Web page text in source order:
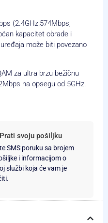
(2.4GHz:574Mbps,
kapacitet obrade i
može biti povezano
za ultra brzu bežičnu
na opsegu od 5GHz.
Prati svoju pošiljku
SMS poruku sa brojem
i informacijom o
službi koja će vam je